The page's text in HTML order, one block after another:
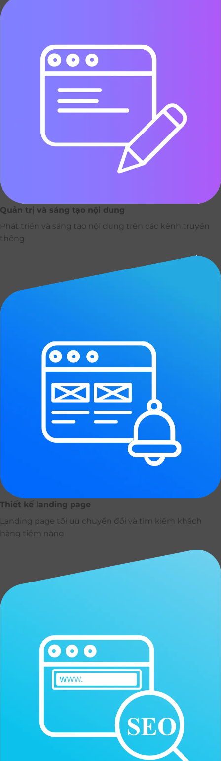
Quản trị và sáng tạo nội dung
Phát triển và sáng tạo nội dung trên các kênh truyền
thông
Thiết kế landing page
Landing page tối ưu chuyển đổi và tìm kiếm khách
hàng tiềm năng